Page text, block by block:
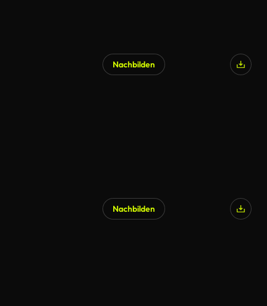
Nachbilden
Nachbilden